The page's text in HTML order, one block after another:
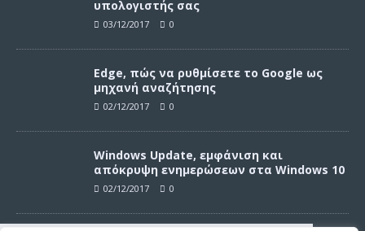
υπολογιστής σας
03/12/2017 0
Edge, πώς να ρυθμίσετε το Google ως
μηχανή αναζήτησης
02/12/2017 0
Windows Update, εμφάνιση και
απόκρυψη ενημερώσεων στα Windows 10
02/12/2017 0